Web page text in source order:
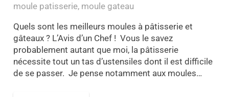
moule patisserie, moule gateau
Quels sont les meilleurs moules à pâtisserie et
gâteaux ? L’Avis d’un Chef ! Vous le savez
probablement autant que moi, la pâtisserie
nécessite tout un tas d’ustensiles dont il est difficile
de se passer. Je pense notamment aux moules…